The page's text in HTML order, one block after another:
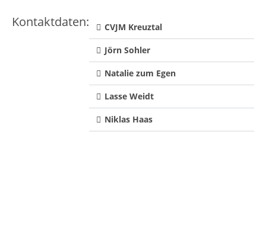
Kontaktdaten: CVJM Kreuztal
Jörn Sohler
Natalie zum Egen
Lasse Weidt
Niklas Haas